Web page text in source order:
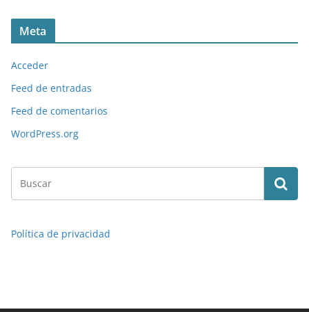
Meta
Acceder
Feed de entradas
Feed de comentarios
WordPress.org
Política de privacidad